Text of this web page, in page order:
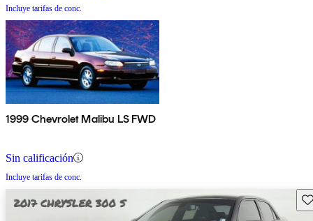
Incluye tarifas de conc.
1999 Chevrolet Malibu LS FWD
Sin calificación
Incluye tarifas de conc.